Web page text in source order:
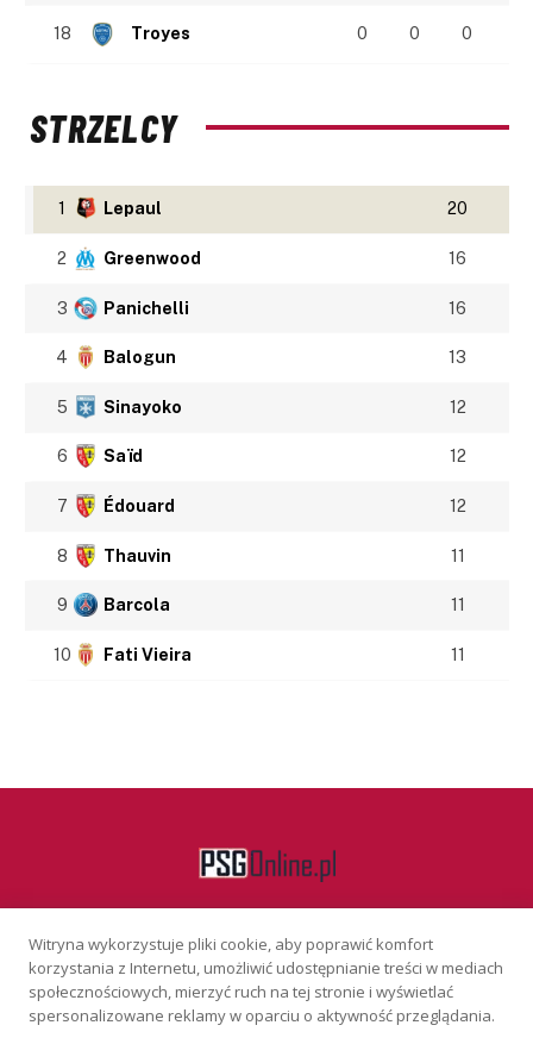
18 Troyes 0 0 0
STRZELCY
1 Lepaul 20
2 Greenwood 16
3 Panichelli 16
4 Balogun 13
5 Sinayoko 12
6 Saïd 12
7 Édouard 12
8 Thauvin 11
9 Barcola 11
10 Fati Vieira 11
Facebook
KONTAKT REKLAMA POLITYKA PRYWATNOŚCI
Witryna wykorzystuje pliki cookie, aby poprawić komfort
korzystania z Internetu, umożliwić udostępnianie treści w mediach
społecznościowych, mierzyć ruch na tej stronie i wyświetlać
spersonalizowane reklamy w oparciu o aktywność przeglądania.